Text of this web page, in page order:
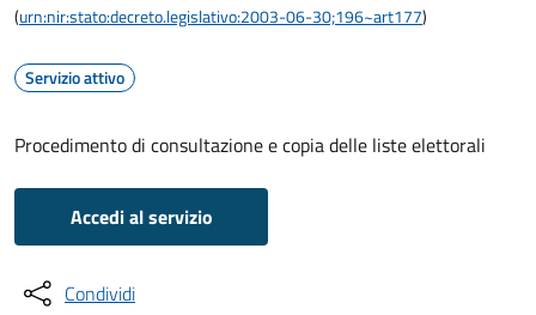
(urn:nir:stato:decreto.legislativo:2003-06-30;196~art177)
Servizio attivo
Procedimento di consultazione e copia delle liste elettorali
Accedi al servizio
Condividi